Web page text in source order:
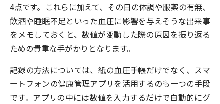
4点です。これらに加えて、その日の体調や服薬の有無、
飲酒や睡眠不足といった血圧に影響を与えそうな出来事
をメモしておくと、数値が変動した際の原因を振り返る
ための貴重な手がかりとなります。
記録の方法については、紙の血圧手帳だけでなく、スマ
ートフォンの健康管理アプリを活用するのも一つの手段
です。アプリの中には数値を入力するだけで自動的にグ